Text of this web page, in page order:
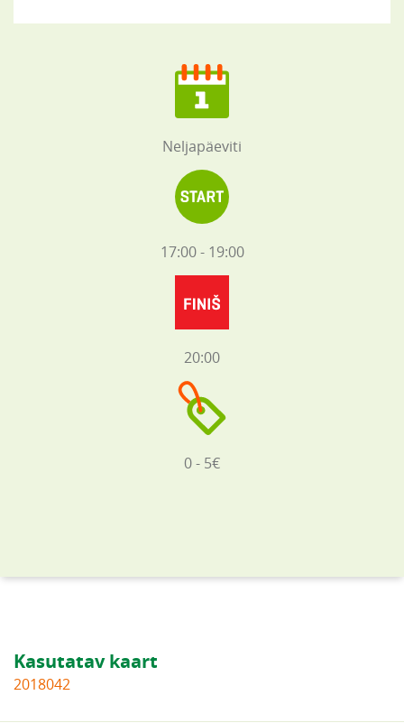
Neljapäeviti
17:00 - 19:00
20:00
0 - 5€
Kasutatav kaart
2018042